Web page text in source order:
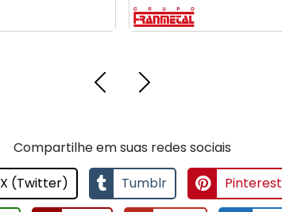
Compartilhe em suas redes sociais
X (Twitter) Tumblr Pinterest